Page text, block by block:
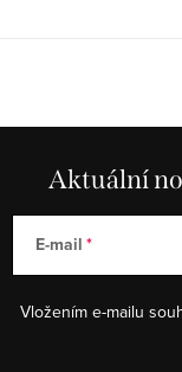
Aktuální
E-mail
Vložením e-mailu